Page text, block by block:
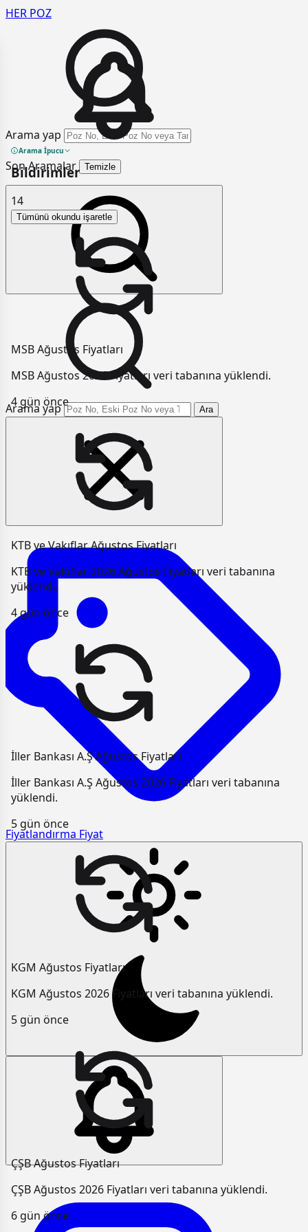
HER POZ
Arama yap
Arama İpucu
Son Aramalar Temizle
Arama yap Ara
Fiyatlandırma Fiyat
Bildirimler
14
Tümünü okundu işaretle
MSB Ağustos Fiyatları
MSB Ağustos 2026 Fiyatları veri tabanına yüklendi.
4 gün önce
KTB ve Vakıflar Ağustos Fiyatları
KTB ve Vakıflar 2026 Ağustos Fiyatları veri tabanına
yüklendi.
4 gün önce
İller Bankası A.Ş Ağustos Fiyatları
İller Bankası A.Ş Ağustos 2026 Fiyatları veri tabanına
yüklendi.
5 gün önce
KGM Ağustos Fiyatları
KGM Ağustos 2026 Fiyatları veri tabanına yüklendi.
5 gün önce
ÇŞB Ağustos Fiyatları
ÇŞB Ağustos 2026 Fiyatları veri tabanına yüklendi.
6 gün önce